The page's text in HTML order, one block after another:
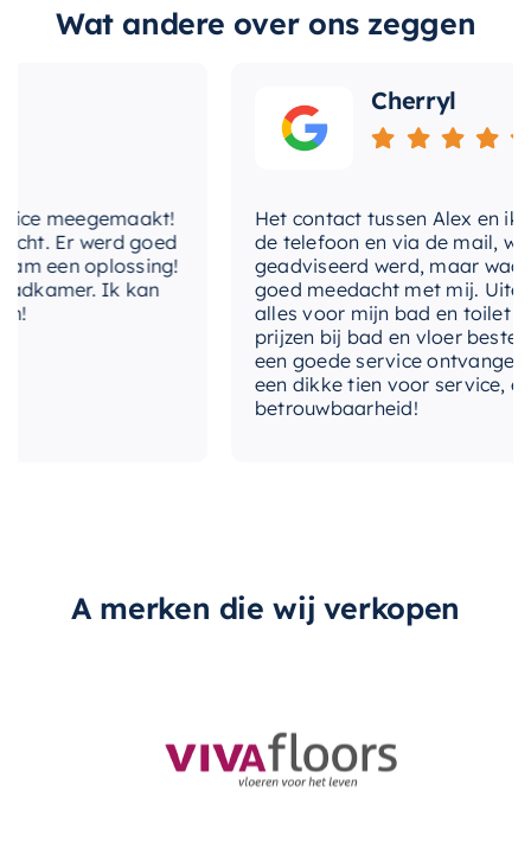
Wat andere over ons zeggen
werd goed
oplossing!
Ik kan
Cherryl
Het contact tussen Alex en ik verliep
de telefoon en via de mail, waarbij
geadviseerd werd, maar waarbij
goed meedacht met mij. Uiteindelijk
alles voor mijn bad en toilet voor
prijzen bij bad en vloer besteld. Ik
een goede service ontvangen. Van
een dikke tien voor service,
betrouwbaarheid!
A merken die wij verkopen